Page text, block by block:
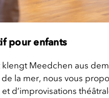
pour enfants
Meedchen aus
la mer, nous vous
d’improvisations